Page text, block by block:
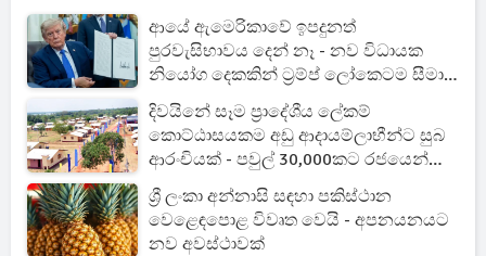
ආයේ ඇමෙරිකාවේ ඉපදුනත්
පුරවැසිභාවය දෙන් නෑ - නව විධායක
නියෝග දෙකකින් ට්‍රම්ප් ලෝකෙටම සීමා
දායි
දිවයිනේ සෑම ප්‍රාදේශීය ලේකම්
කොට්ඨාසයකම අඩු ආදායම්ලාභීන්ට සුබ
ආරංචියක් - පවුල් 30,000කට රජයෙන්
නිවාස
ශ්‍රී ලංකා අන්නාසි සඳහා පකිස්ථාන
වෙළෙඳපොළ විවෘත වෙයි - අපනයනයට
නව අවස්ථාවක්